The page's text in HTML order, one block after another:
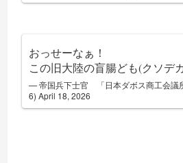
おっせーなぁ！
この旧大陸の盲腸ども(クソデ
— 帝国兵下士官 「日本ダボス商工会議
6)April 18, 2026